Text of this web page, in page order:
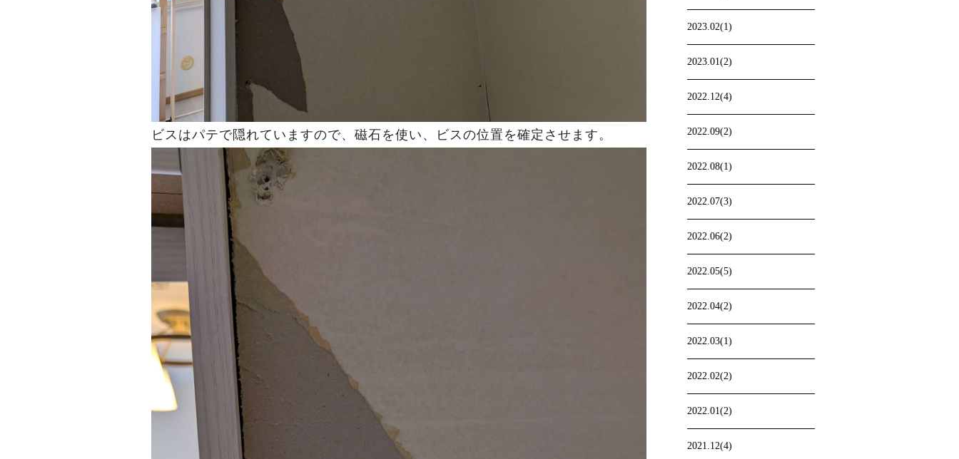
ビスはパテで隠れていますので、磁石を使い、ビスの位置を確定させます。
2023.02(1)
2023.01(2)
2022.12(4)
2022.09(2)
2022.08(1)
2022.07(3)
2022.06(2)
2022.05(5)
2022.04(2)
2022.03(1)
2022.02(2)
2022.01(2)
2021.12(4)